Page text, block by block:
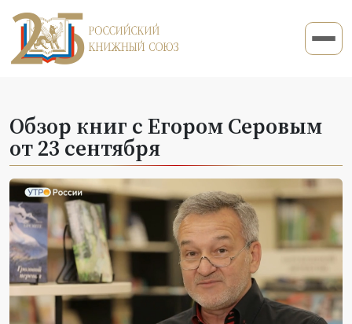
Обзор книг с Егором Серовым
от 23 сентября